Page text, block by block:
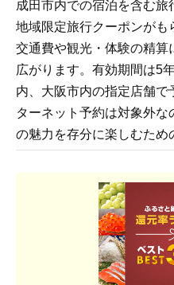
成田市内での宿泊を含む
地域限定旅行クーポンがも
交通費や観光・体験の精
広がります。有効期間は5
内、大阪市内の指定店舗
ターネット予約は対象外
の魅力を存分に楽しむため